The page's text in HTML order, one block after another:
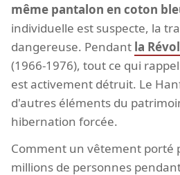
même pantalon en coton
individuelle est suspecte, la
dangereuse. Pendant la
(1966-1976), tout ce qui
est activement détruit. Le
d'autres éléments du
hibernation forcée.
Comment un vêtement porté
millions de personnes